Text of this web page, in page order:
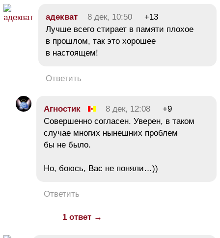
адекват 8 дек, 10:50
+13
Лучше всего стирает в памяти плохое
в прошлом, так это хорошее
в настоящем!
Ответить
Агностик 8 дек, 12:08
+9
Совершенно согласен. Уверен, в таком
случае многих нынешних проблем
бы не было.
Но, боюсь, Вас не поняли…))
Ответить
1 ответ →